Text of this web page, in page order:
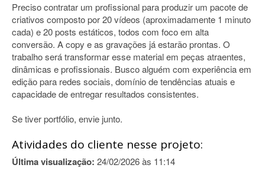
Preciso contratar um profissional para produzir um pacote de
criativos composto por 20 vídeos (aproximadamente 1 minuto
cada) e 20 posts estáticos, todos com foco em alta
conversão. A copy e as gravações já estarão prontas. O
trabalho será transformar esse material em peças atraentes,
dinâmicas e profissionais. Busco alguém com experiência em
edição para redes sociais, domínio de tendências atuais e
capacidade de entregar resultados consistentes.
Se tiver portfólio, envie junto.
Atividades do cliente nesse projeto:
Última visualização: 24/02/2026 às 11:14